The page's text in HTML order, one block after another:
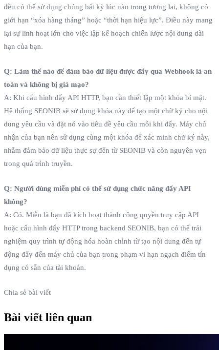
đều có thể sử dụng chúng bất kỳ lúc nào trong tương lai, không có
giới hạn “xóa hàng tháng” hoặc “thời hạn hiệu lực”. Điều này mang
lại sự linh hoạt lớn cho việc lập kế hoạch chiến lược nội dung dài
hạn của bạn.
Q: Làm thế nào để đảm bảo dữ liệu được đẩy qua Webhook là an
toàn và không bị giả mạo?
A: Khi cấu hình đẩy API HTTP, bạn cần thiết lập một khóa bí mật.
Hệ thống SEONIB sẽ sử dụng khóa này để tạo một chữ ký cho nội
dung yêu cầu và đặt nó vào tiêu đề yêu cầu mỗi khi đẩy. Máy chủ
nhận của bạn nên sử dụng cùng một khóa để xác minh chữ ký này,
nhằm đảm bảo dữ liệu thực sự đến từ SEONIB và còn nguyên vẹn
trong quá trình truyền.
Q: Người dùng miễn phí có thể sử dụng chức năng đẩy API
không?
A: Có. Miễn là bạn đã kích hoạt thành công quyền truy cập API
hoặc cấu hình đẩy HTTP trong backend SEONIB, bạn có thể trải
nghiệm quy trình tự động hóa hoàn chỉnh từ tạo nội dung đến tự
động đẩy đến máy chủ của bạn trong phạm vi hạn ngạch điểm tín
dụng có sẵn của tài khoản.
Chia sẻ bài viết
Bài viết liên quan